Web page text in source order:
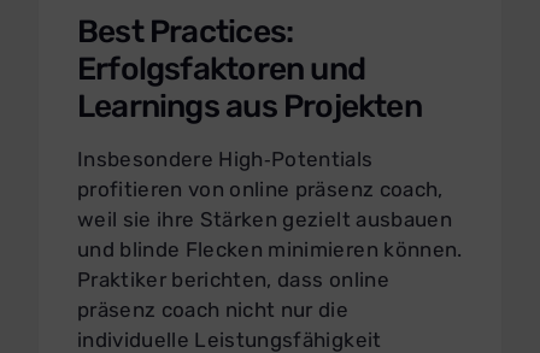
Best Practices:
Erfolgsfaktoren und
Learnings aus Projekten
Insbesondere High‑Potentials
profitieren von online präsenz coach,
weil sie ihre Stärken gezielt ausbauen
und blinde Flecken minimieren können.
Praktiker berichten, dass online
präsenz coach nicht nur die
individuelle Leistungsfähigkeit